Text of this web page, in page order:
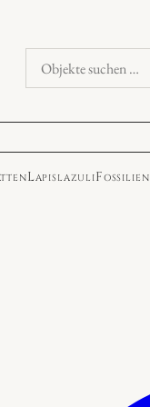
Objekte
suchen
LapislazuliFossilien